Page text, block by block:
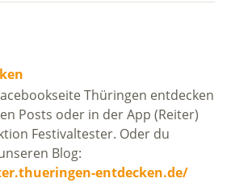
Thüringen entdecken
Posts oder in der App (Reiter)
Festivaltester. Oder du
Blog:
entdecken.de/